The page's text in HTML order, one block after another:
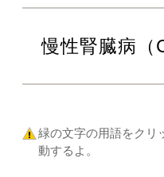
慢性腎臓病（
緑の文字の用語をクリ
動するよ。